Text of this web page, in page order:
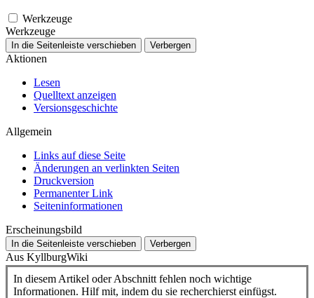
Werkzeuge
Werkzeuge
In die Seitenleiste verschieben Verbergen
Aktionen
Lesen
Quelltext anzeigen
Versionsgeschichte
Allgemein
Links auf diese Seite
Änderungen an verlinkten Seiten
Druckversion
Permanenter Link
Seiten­­informationen
Erscheinungsbild
In die Seitenleiste verschieben Verbergen
Aus KyllburgWiki
In diesem Artikel oder Abschnitt fehlen noch wichtige
Informationen. Hilf mit, indem du sie recherchierst einfügst.